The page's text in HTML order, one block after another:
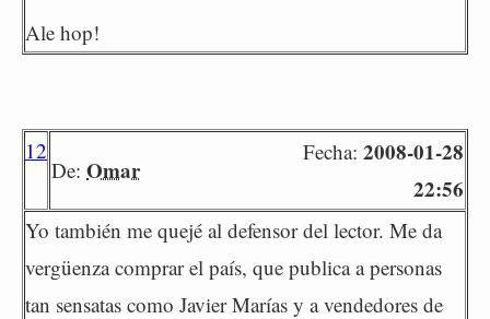
Ale hop!
12
De: Omar
Fecha: 2008-01-28
22:56
Yo también me quejé al defensor del lector. Me da
vergüenza comprar el país, que publica a personas
tan sensatas como Javier Marías y a vendedores de